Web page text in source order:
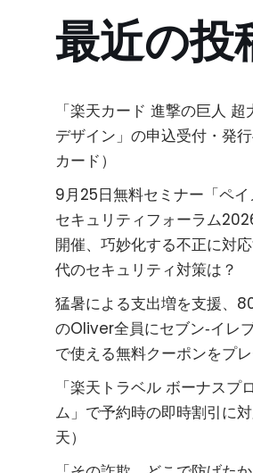
最近の投
「楽天カード 進撃の巨人 超
デザイン」の申込受付・発
カード）
9月25日無料セミナー「ペイ
セキュリティフォーラム
開催、巧妙化する不正に対
代のセキュリティ対策は？
猛暑による支出増を支援、
のOliver全員にセブン‐イレ
で使える無料クーポンをプ
「楽天トラベル ボーナスプ
ム」で予約時の即時割引に
天）